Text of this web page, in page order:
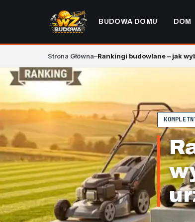
BUDOWA DOMU DOM
Strona Główna–Rankingi budowlane – jak